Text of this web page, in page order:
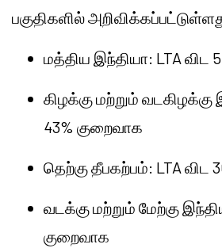
பகுதிகளில்
மத்திய இந்தியா: LTA விட
கிழக்கு மற்றும் வடகிழக்கு
43% குறைவாக
தெற்கு தீபகற்பம்: LTA விட
வடக்கு மற்றும் மேற்கு
குறைவாக